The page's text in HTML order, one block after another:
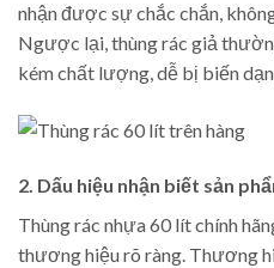
nhận được sự chắc chắn,
Ngược lại, thùng rác giả
kém chất lượng, dễ bị biến
2. Dấu hiệu nhận biết sản
Thùng rác nhựa 60 lít chính
thương hiệu rõ ràng. Thương